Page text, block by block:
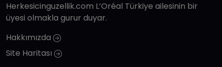
Herkesicinguzellik.com L’Oréal Türkiye ailesinin bir
üyesi olmakla gurur duyar.
Hakkımızda
Site Haritası